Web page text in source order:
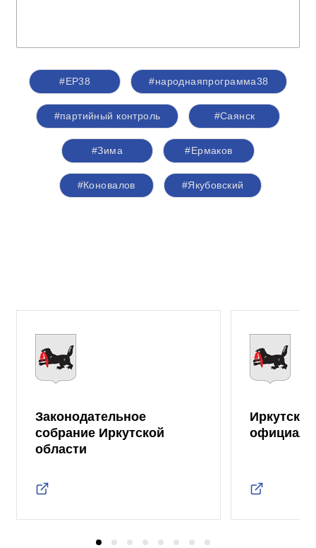
#ЕР38 #народнаяпрограмма38
#партийный контроль #Саянск
#Зима #Ермаков
#Коновалов #Якубовский
Законодательное
собрание Иркутской
области